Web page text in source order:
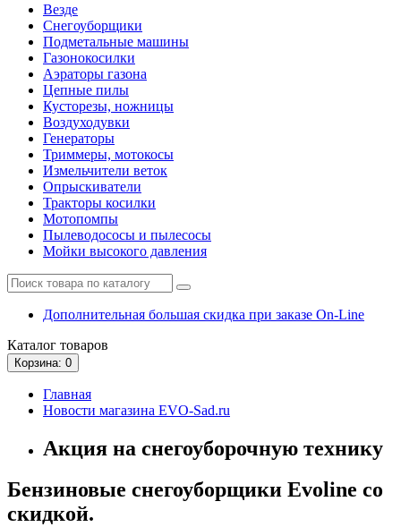
Везде
Снегоуборщики
Подметальные машины
Газонокосилки
Аэраторы газона
Цепные пилы
Кусторезы, ножницы
Воздуходувки
Генераторы
Триммеры, мотокосы
Измельчители веток
Опрыскиватели
Тракторы косилки
Мотопомпы
Пылеводососы и пылесосы
Мойки высокого давления
Дополнительная большая скидка при заказе On-Line
Каталог товаров
Корзина: 0
Главная
Новости магазина EVO-Sad.ru
Акция на снегоуборочную технику
Бензиновые снегоуборщики Evoline со
скидкой.